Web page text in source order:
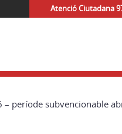
Atenció Ciutadana
període subvencionable